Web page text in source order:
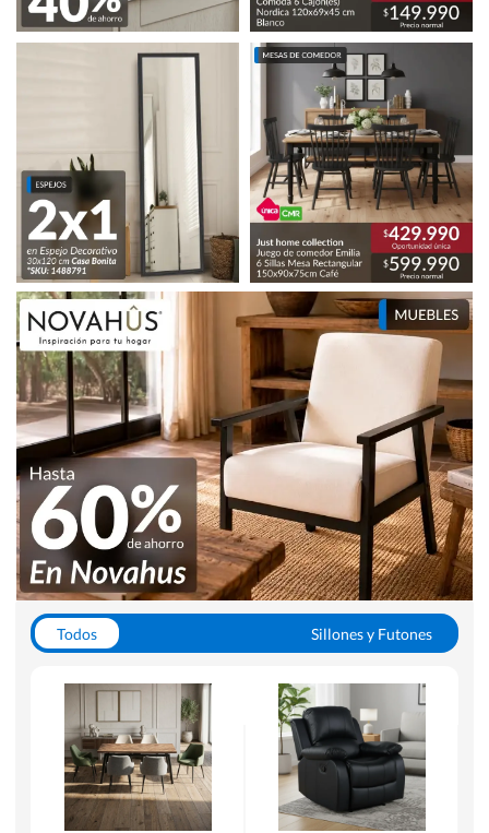
Todos
Sillones y Futones
Escritorios y Sillas PC
Racks y Muebles TV
Alfombras